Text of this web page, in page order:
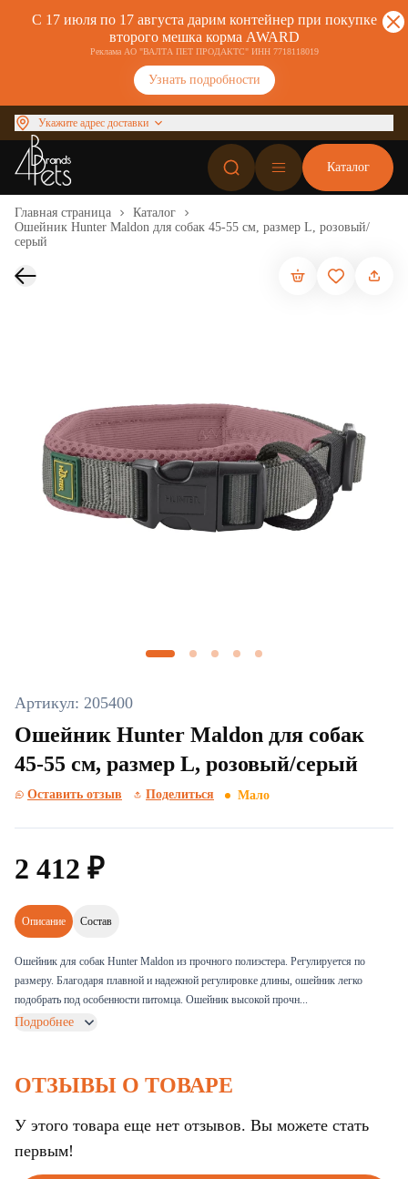
С 17 июля по 17 августа дарим контейнер при покупке
второго мешка корма AWARD
Реклама АО "ВАЛТА ПЕТ ПРОДАКТС" ИНН 7718118019
Узнать подробности
Укажите адрес доставки
Каталог
Главная страница
Каталог
Ошейник Hunter Maldon для собак 45-55 см, размер L, розовый/
серый
Артикул: 205400
Ошейник Hunter Maldon для собак
45-55 см, размер L, розовый/серый
Оставить отзыв Поделиться Мало
2 412 ₽
Описание Состав
Ошейник для собак Hunter Maldon из прочного полиэстера. Регулируется по
размеру. Благодаря плавной и надежной регулировке длины, ошейник легко
подобрать под особенности питомца. Ошейник высокой прочн...
Подробнее
ОТЗЫВЫ О ТОВАРЕ
У этого товара еще нет отзывов. Вы можете стать
первым!